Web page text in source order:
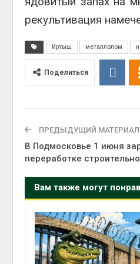
рекультивация
Иртыш металлолом
Поделиться
ПРЕДЫДУЩИЙ МАТЕРИАЛ
В Подмосковье 1 июня
переработке
Вам также могут